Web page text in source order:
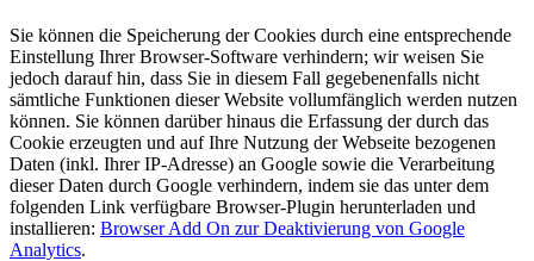
Sie können die Speicherung der Cookies durch eine entsprechende
Einstellung Ihrer Browser-Software verhindern; wir weisen Sie
jedoch darauf hin, dass Sie in diesem Fall gegebenenfalls nicht
sämtliche Funktionen dieser Website vollumfänglich werden nutzen
können. Sie können darüber hinaus die Erfassung der durch das
Cookie erzeugten und auf Ihre Nutzung der Webseite bezogenen
Daten (inkl. Ihrer IP-Adresse) an Google sowie die Verarbeitung
dieser Daten durch Google verhindern, indem sie das unter dem
folgenden Link verfügbare Browser-Plugin herunterladen und
installieren: Browser Add On zur Deaktivierung von Google
Analytics.